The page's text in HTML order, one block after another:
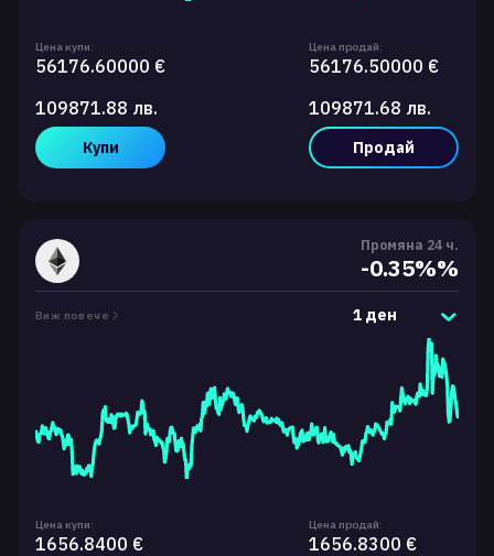
Цена купи:
56176.60000 €
109871.88 лв.
Купи
Цена продай:
56176.50000 €
109871.68 лв.
Продай
Промяна 24 ч.
-0.35%%
Виж повече 1 ден
Цена купи:
1656.8400 €
Цена продай:
1656.8300 €